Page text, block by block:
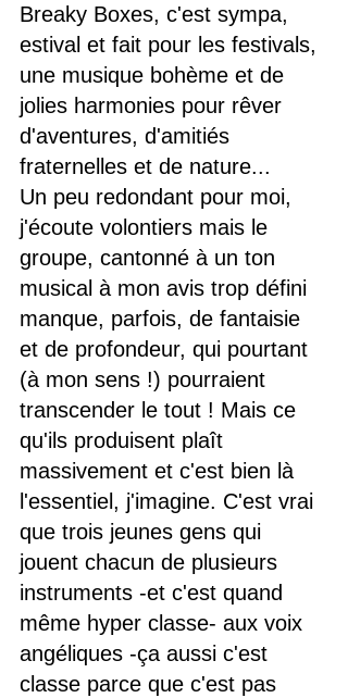
Breaky Boxes, c'est sympa,
estival et fait pour les festivals,
une musique bohème et de
jolies harmonies pour rêver
d'aventures, d'amitiés
fraternelles et de nature...
Un peu redondant pour moi,
j'écoute volontiers mais le
groupe, cantonné à un ton
musical à mon avis trop défini
manque, parfois, de fantaisie
et de profondeur, qui pourtant
(à mon sens !) pourraient
transcender le tout ! Mais ce
qu'ils produisent plaît
massivement et c'est bien là
l'essentiel, j'imagine. C'est vrai
que trois jeunes gens qui
jouent chacun de plusieurs
instruments -et c'est quand
même hyper classe- aux voix
angéliques -ça aussi c'est
classe parce que c'est pas